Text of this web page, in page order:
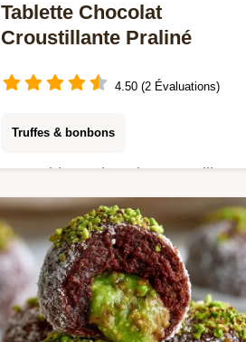
Tablette Chocolat
Croustillante Praliné
4.50 (2 Évaluations)
Truffes & bonbons
Une tablette chocolat
praliné et crêpes dentelles.
cette tablette chocolat lait
maison avec notre guide budget.